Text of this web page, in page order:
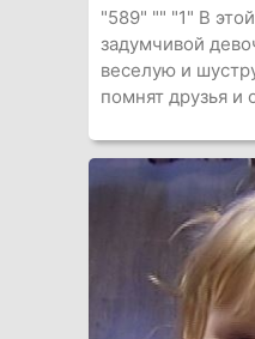
"589" "" "1" В
задумчивой
веселую и
помнят друзья и